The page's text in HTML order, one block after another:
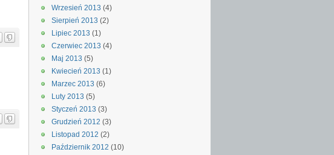
Wrzesień 2013 (4)
Sierpień 2013 (2)
Lipiec 2013 (1)
Czerwiec 2013 (4)
Maj 2013 (5)
Kwiecień 2013 (1)
Marzec 2013 (6)
Luty 2013 (5)
Styczeń 2013 (3)
Grudzień 2012 (3)
Listopad 2012 (2)
Październik 2012 (10)